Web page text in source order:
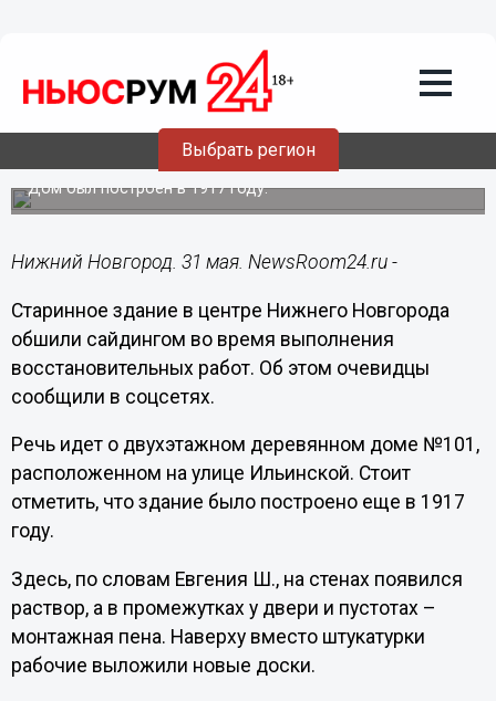
Выбрать регион
Нижегородцы возмутились отделкой
сайдингом исторического здания на
Дом был построен в 1917 году.
Нижний Новгород. 31 мая. NewsRoom24.ru -
Старинное здание в центре Нижнего Новгорода
обшили сайдингом во время выполнения
восстановительных работ. Об этом очевидцы
сообщили в соцсетях.
Речь идет о двухэтажном деревянном доме №101,
расположенном на улице Ильинской. Стоит
отметить, что здание было построено еще в 1917
году.
Здесь, по словам Евгения Ш., на стенах появился
раствор, а в промежутках у двери и пустотах –
монтажная пена. Наверху вместо штукатурки
рабочие выложили новые доски.